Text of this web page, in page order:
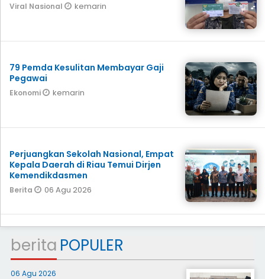
Viral Nasional kemarin
79 Pemda Kesulitan Membayar Gaji
Pegawai
Ekonomi kemarin
Perjuangkan Sekolah Nasional, Empat
Kepala Daerah di Riau Temui Dirjen
Kemendikdasmen
Berita 06 Agu 2026
berita POPULER
06 Agu 2026